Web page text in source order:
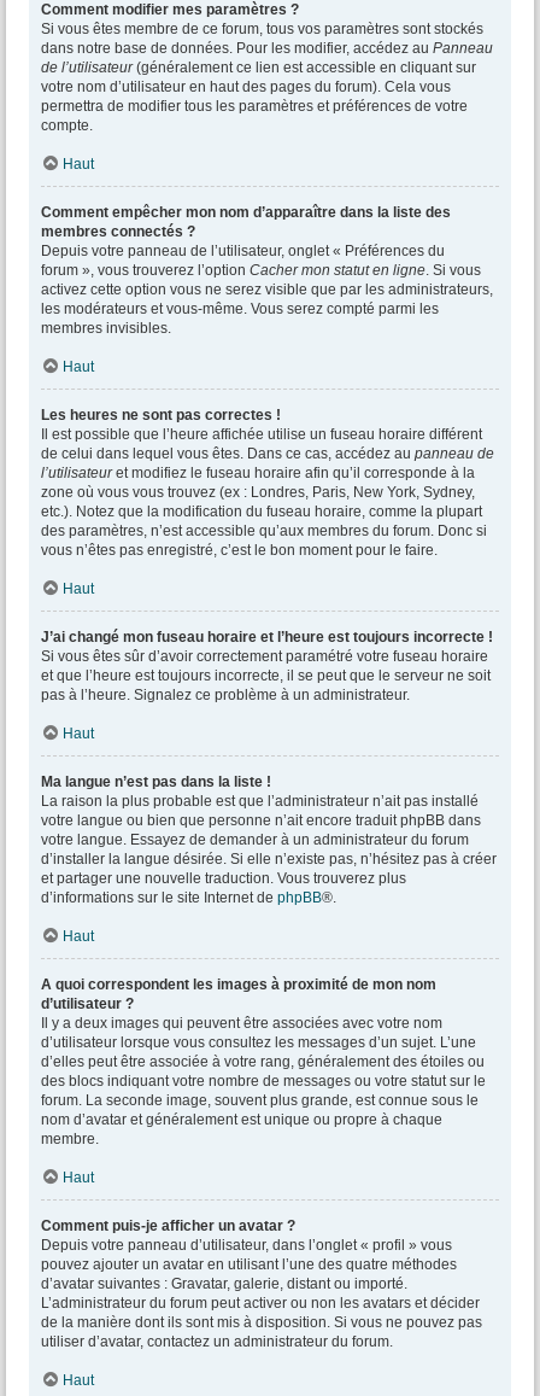
Comment modifier mes paramètres ?
Si vous êtes membre de ce forum, tous vos paramètres sont stockés
dans notre base de données. Pour les modifier, accédez au Panneau
de l’utilisateur(généralement ce lien est accessible en cliquant sur
votre nom d’utilisateur en haut des pages du forum). Cela vous
permettra de modifier tous les paramètres et préférences de votre
compte.
Haut
Comment empêcher mon nom d’apparaître dans la liste des
membres connectés ?
Depuis votre panneau de l’utilisateur, onglet « Préférences du
forum », vous trouverez l’option Cacher mon statut en ligne. Si vous
activez cette option vous ne serez visible que par les administrateurs,
les modérateurs et vous-même. Vous serez compté parmi les
membres invisibles.
Haut
Les heures ne sont pas correctes !
Il est possible que l’heure affichée utilise un fuseau horaire différent
de celui dans lequel vous êtes. Dans ce cas, accédez au panneau de
l’utilisateuret modifiez le fuseau horaire afin qu’il corresponde à la
zone où vous vous trouvez (ex : Londres, Paris, New York, Sydney,
etc.). Notez que la modification du fuseau horaire, comme la plupart
des paramètres, n’est accessible qu’aux membres du forum. Donc si
vous n’êtes pas enregistré, c’est le bon moment pour le faire.
Haut
J’ai changé mon fuseau horaire et l’heure est toujours incorrecte !
Si vous êtes sûr d’avoir correctement paramétré votre fuseau horaire
et que l’heure est toujours incorrecte, il se peut que le serveur ne soit
pas à l’heure. Signalez ce problème à un administrateur.
Haut
Ma langue n’est pas dans la liste !
La raison la plus probable est que l’administrateur n’ait pas installé
votre langue ou bien que personne n’ait encore traduit phpBB dans
votre langue. Essayez de demander à un administrateur du forum
d’installer la langue désirée. Si elle n’existe pas, n’hésitez pas à créer
et partager une nouvelle traduction. Vous trouverez plus
d’informations sur le site Internet de phpBB®.
Haut
A quoi correspondent les images à proximité de mon nom
d’utilisateur ?
Il y a deux images qui peuvent être associées avec votre nom
d’utilisateur lorsque vous consultez les messages d’un sujet. L’une
d’elles peut être associée à votre rang, généralement des étoiles ou
des blocs indiquant votre nombre de messages ou votre statut sur le
forum. La seconde image, souvent plus grande, est connue sous le
nom d’avatar et généralement est unique ou propre à chaque
membre.
Haut
Comment puis-je afficher un avatar ?
Depuis votre panneau d’utilisateur, dans l’onglet « profil » vous
pouvez ajouter un avatar en utilisant l’une des quatre méthodes
d’avatar suivantes : Gravatar, galerie, distant ou importé.
L’administrateur du forum peut activer ou non les avatars et décider
de la manière dont ils sont mis à disposition. Si vous ne pouvez pas
utiliser d’avatar, contactez un administrateur du forum.
Haut